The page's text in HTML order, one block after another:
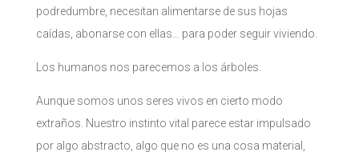
podredumbre, necesitan alimentarse de sus hojas
caídas, abonarse con ellas… para poder seguir viviendo.
Los humanos nos parecemos a los árboles.
Aunque somos unos seres vivos en cierto modo
extraños. Nuestro instinto vital parece estar impulsado
por algo abstracto, algo que no es una cosa material,